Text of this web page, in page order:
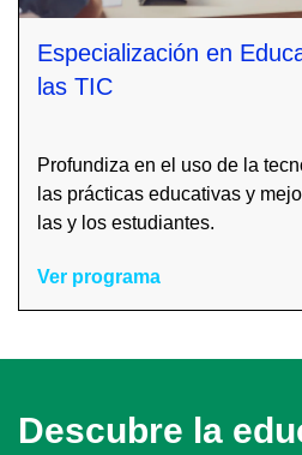
Especialización en
las TIC
Profundiza en el uso de la
las prácticas educativas y
las y los estudiantes.
Ver programa
Descubre la